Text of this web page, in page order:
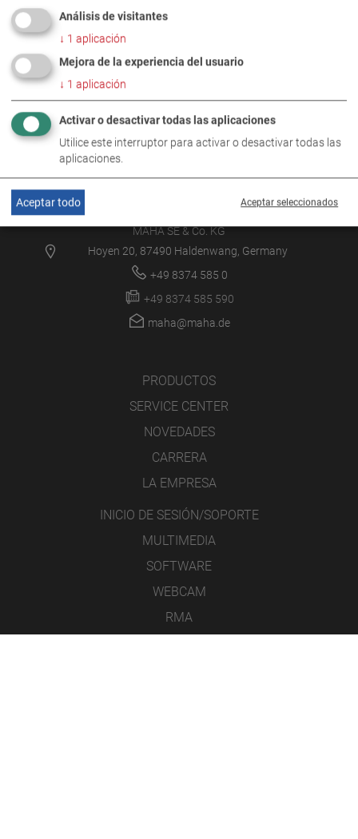
MAHA SE & Co. KG
Hoyen 20, 87490 Haldenwang, Germany
+49 8374 585 0
+49 8374 585 590
maha@maha.de
PRODUCTOS
SERVICE CENTER
NOVEDADES
CARRERA
LA EMPRESA
INICIO DE SESIÓN/SOPORTE
MULTIMEDIA
SOFTWARE
WEBCAM
RMA
Análisis de visitantes
↓ 1 aplicación
Mejora de la experiencia del usuario
↓ 1 aplicación
Activar o desactivar todas las aplicaciones
Utilice este interruptor para activar o desactivar todas las
aplicaciones.
Aceptar seleccionados
Aceptar todo